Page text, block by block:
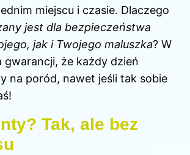
miejscu i czasie. Dlaczego
jest dla bezpieczeństwa
jak i Twojego maluszka? W
gwarancji, że każdy dzień
na poród, nawet jeśli tak sobie
Tak, ale bez